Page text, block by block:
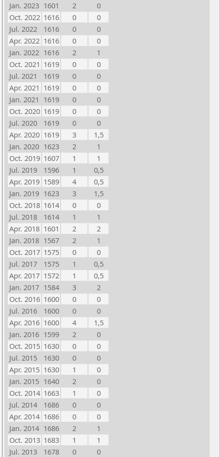
Jan. 2023 1601 2
0
Oct. 2022 1616 0
0
Jul. 2022
1616 0
0
Apr. 2022 1616 0
0
Jan. 2022 1616 2
1
Oct. 2021 1619 0
0
Jul. 2021
1619 0
0
Apr. 2021 1619 0
0
Jan. 2021 1619 0
0
Oct. 2020 1619 0
0
Jul. 2020
1619 0
0
Apr. 2020 1619 3
1,5
Jan. 2020 1623 2
1
Oct. 2019 1607 1
1
Jul. 2019
1596 1
0,5
Apr. 2019 1589 4
0,5
Jan. 2019 1623 3
1,5
Oct. 2018 1614 0
0
Jul. 2018
1614 1
1
Apr. 2018 1601 2
2
Jan. 2018 1567 2
1
Oct. 2017 1575 0
0
Jul. 2017
1575 1
0,5
Apr. 2017 1572 1
0,5
Jan. 2017 1584 3
2
Oct. 2016 1600 0
0
Jul. 2016
1600 0
0
Apr. 2016 1600 4
1,5
Jan. 2016 1599 2
0
Oct. 2015 1630 0
0
Jul. 2015
1630 0
0
Apr. 2015 1630 1
0
Jan. 2015 1640 2
0
Oct. 2014 1663 1
0
Jul. 2014
1686 0
0
Apr. 2014 1686 0
0
Jan. 2014 1686 2
1
Oct. 2013 1683 1
1
Jul. 2013
1678 0
0